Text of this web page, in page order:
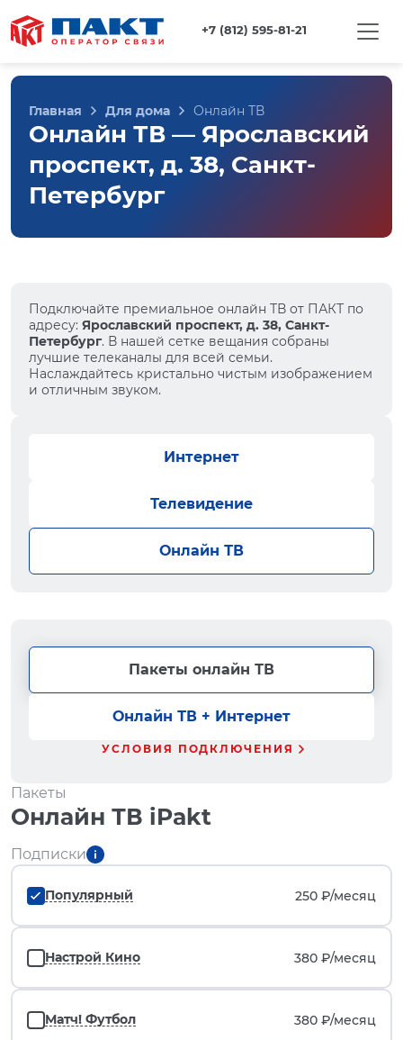
+7 (812) 595-81-21
Главная Для дома Онлайн ТВ
Онлайн ТВ — Ярославский
проспект, д. 38, Санкт-
Петербург
Подключайте премиальное онлайн ТВ от ПАКТ по
адресу: Ярославский проспект, д. 38, Санкт-
Петербург. В нашей сетке вещания собраны
лучшие телеканалы для всей семьи.
Наслаждайтесь кристально чистым изображением
и отличным звуком.
Интернет
Телевидение
Онлайн ТВ
Пакеты онлайн ТВ
Онлайн ТВ + Интернет
УСЛОВИЯ ПОДКЛЮЧЕНИЯ
Пакеты
Онлайн ТВ iPakt
Подписки
Популярный 250 ₽/месяц
Настрой Кино 380 ₽/месяц
Матч! Футбол 380 ₽/месяц